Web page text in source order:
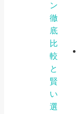
ン
徹
底
比
較
と
賢
い
選